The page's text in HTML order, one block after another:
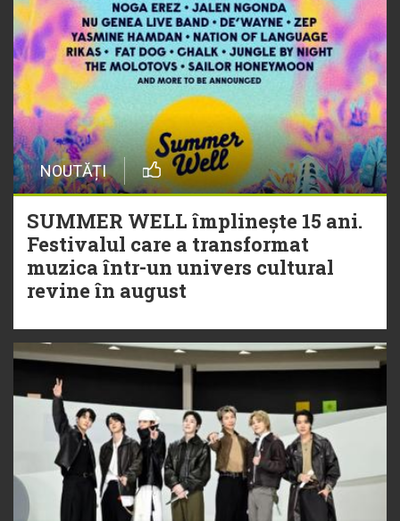
NOUTĂȚI
SUMMER WELL împlinește 15 ani.
Festivalul care a transformat
muzica într-un univers cultural
revine în august